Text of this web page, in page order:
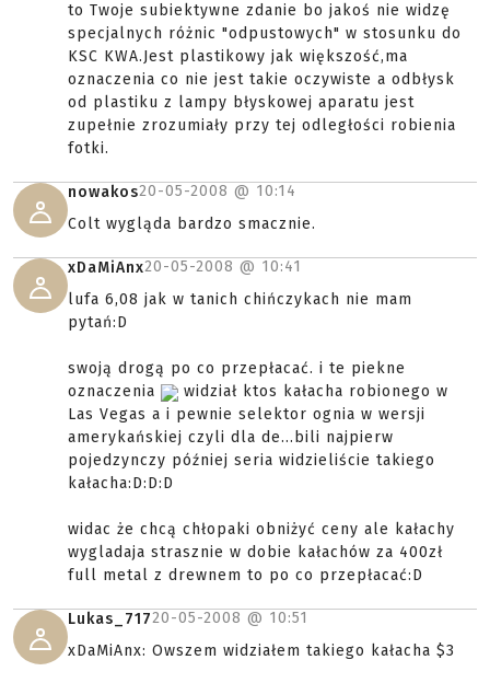
to Twoje subiektywne zdanie bo jakoś nie widzę
specjalnych różnic "odpustowych" w stosunku do
KSC KWA.Jest plastikowy jak większość,ma
oznaczenia co nie jest takie oczywiste a odbłysk
od plastiku z lampy błyskowej aparatu jest
zupełnie zrozumiały przy tej odległości robienia
fotki.
nowakos20-05-2008 @ 10:14
Colt wygląda bardzo smacznie.
xDaMiAnx20-05-2008 @ 10:41
lufa 6,08 jak w tanich chińczykach nie mam
pytań:D
swoją drogą po co przepłacać. i te piekne
oznaczenia
widział ktos kałacha robionego w
Las Vegas a i pewnie selektor ognia w wersji
amerykańskiej czyli dla de...bili najpierw
pojedzynczy później seria widzieliście takiego
kałacha:D:D:D
widac że chcą chłopaki obniżyć ceny ale kałachy
wygladaja strasznie w dobie kałachów za 400zł
full metal z drewnem to po co przepłacać:D
Lukas_71720-05-2008 @ 10:51
xDaMiAnx: Owszem widziałem takiego kałacha $3